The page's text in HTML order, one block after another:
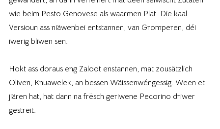
wie beim Pesto Genovese als waarmen Plat. Die kaal
Versioun ass niäwenbei entstannen, van Gromperen, déi
iwerig bliwen sen.
Hokt ass doraus eng Zaloot enstannen, mat zousätzlich
Oliven, Knuawelek, an bëssen Wäissenwéngessig. Ween et
jiären hat, hat dann na frësch geriwene Pecorino driwer
gestreit.